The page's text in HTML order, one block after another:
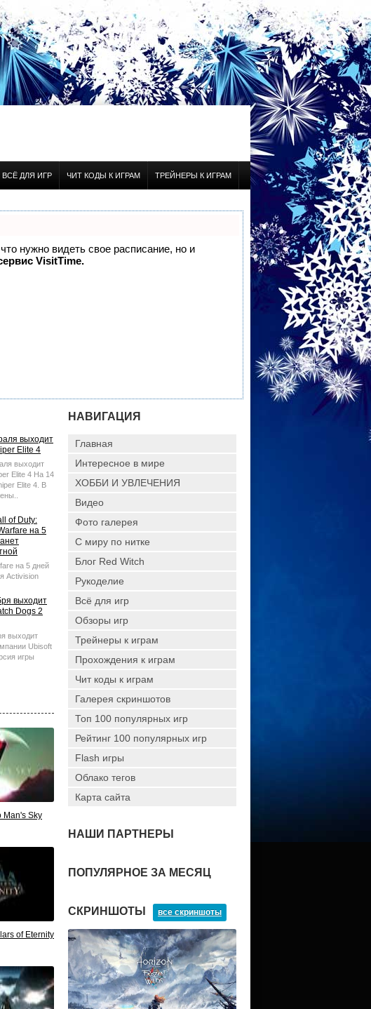
ВСЁ ДЛЯ ИГР ЧИТ КОДЫ К ИГРАМ ТРЕЙНЕРЫ К ИГРАМ
нужно видеть свое расписание, но и
VisitTime.
выходит
Elite 4
выходит
Elite 4 На 14
Elite 4. В
of Duty:
на 5
на 5 дней
Activision
выходит
Dogs 2
выходит
Ubisoft
игры
Man's Sky
of Eternity
НАВИГАЦИЯ
Главная
Интересное в мире
ХОББИ И УВЛЕЧЕНИЯ
Видео
Фото галерея
С миру по нитке
Блог Red Witch
Рукоделие
Всё для игр
Обзоры игр
Трейнеры к играм
Прохождения к играм
Чит коды к играм
Галерея скриншотов
Топ 100 популярных игр
Рейтинг 100 популярных игр
Flash игры
Облако тегов
Карта сайта
НАШИ ПАРТНЕРЫ
ПОПУЛЯРНОЕ ЗА МЕСЯЦ
СКРИНШОТЫ все скриншоты